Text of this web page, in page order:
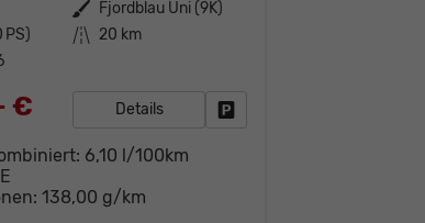
Außenfarbe Fjordblau Uni (9K)
PS) Kilometerstand 20 km
€ Details
6,10 l/100km
E
138,00 g/km